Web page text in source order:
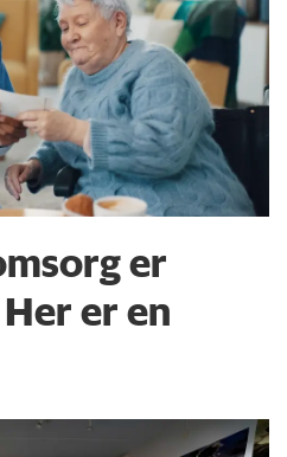
er
er en